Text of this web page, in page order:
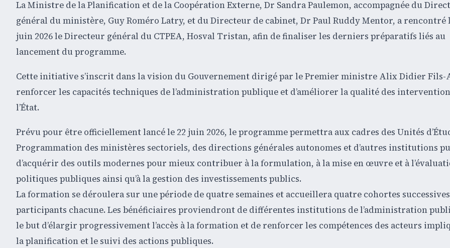
La Ministre de la Planification et de la Coopération Externe, Dr Sandra Paulemon, accompagnée du
général du ministère, Guy Roméro Latry, et du Directeur de cabinet, Dr Paul Ruddy Mentor, a rencontré
juin 2026 le Directeur général du CTPEA, Hosval Tristan, afin de finaliser les derniers préparatifs liés au
lancement du programme.
Cette initiative s’inscrit dans la vision du Gouvernement dirigé par le Premier ministre Alix Didier Fils-
renforcer les capacités techniques de l’administration publique et d’améliorer la qualité des
l’État.
Prévu pour être officiellement lancé le 22 juin 2026, le programme permettra aux cadres des Unités
Programmation des ministères sectoriels, des directions générales autonomes et d’autres institutions
d’acquérir des outils modernes pour mieux contribuer à la formulation, à la mise en œuvre et à
politiques publiques ainsi qu’à la gestion des investissements publics.
La formation se déroulera sur une période de quatre semaines et accueillera quatre cohortes
participants chacune. Les bénéficiaires proviendront de différentes institutions de l’administration
le but d’élargir progressivement l’accès à la formation et de renforcer les compétences des acteurs
la planification et le suivi des actions publiques.